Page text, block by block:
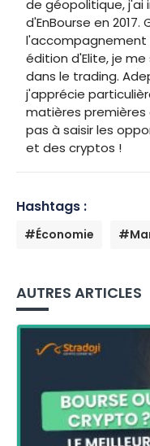
de géopolitique,
d'EnBourse en
l'accompagnement
édition d'Elite, je
dans le trading.
j'apprécie
matières premières
pas à saisir les
et des cryptos !
Hashtags :
#Économie
AUTRES ARTICLES